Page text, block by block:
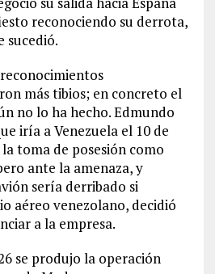
reconociendo su derrota,
sucedió.
más tibios; en concreto el
no lo ha hecho. Edmundo
iría a Venezuela el 10 de
toma de posesión como
ante la amenaza, y
sería derribado si
aéreo venezolano, decidió
a la empresa.
se produjo la operación